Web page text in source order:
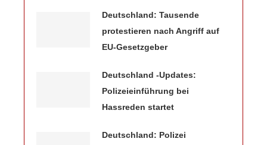
Deutschland: Tausende
protestieren nach Angriff auf
EU-Gesetzgeber
Deutschland -Updates:
Polizeieinführung bei
Hassreden startet
Deutschland: Polizei